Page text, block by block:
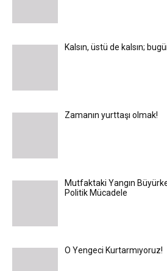
Kalsın, üstü de kalsın;
Zamanın yurttaşı olmak!
Mutfaktaki Yangın
Politik Mücadele
O Yengeci Kurtarmıyoruz!